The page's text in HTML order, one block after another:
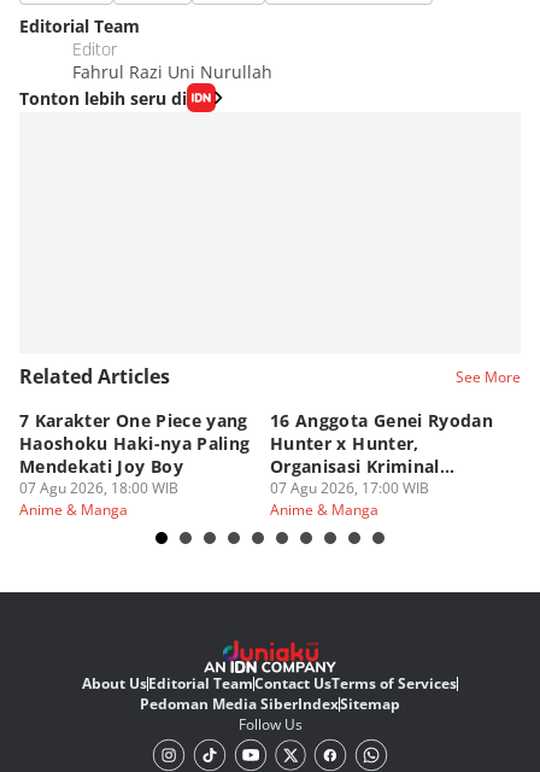
Editorial Team
Editor
Fahrul Razi Uni Nurullah
Tonton lebih seru di
Related Articles See More
7 Karakter One Piece yang
Haoshoku Haki-nya Paling
Mendekati Joy Boy
07 Agu 2026, 18:00 WIB
Anime & Manga
16 Anggota Genei Ryodan
Hunter x Hunter,
Organisasi Kriminal
Berbahaya
07 Agu 2026, 17:00 WIB
Anime & Manga
About UsEditorial TeamContact UsTerms of Services
Pedoman Media SiberIndexSitemap
Follow Us